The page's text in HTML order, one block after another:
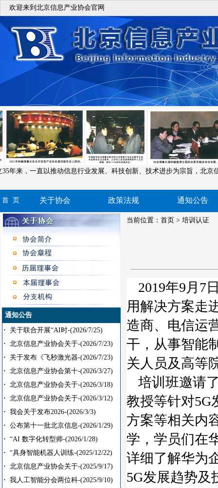
欢迎来到北京信息产业协会官网
来，一直以推动信息行业发展、科技创新、技术进步为宗旨，北京
首 页 关于协会 政策法规 通知公告
通知公告
· 关于联合开展“AI时-(2026/7/25)
· 北京信息产业协会关于-(2026/7/23)
·
关于发布《飞秒激光器-(2026/7/23)
· 北京信息产业协会第十-(2026/3/27)
· 北京信息产业协会关于-(2026/3/18)
· 北京信息产业协会关于-(2026/3/12)
· 我会关于发布2026-(2026/3/3)
· 公布第十一批北京信息-(2026/1/29)
· “AI 数字化转型师-(2026/1/28)
· “具身智能机器人训练-(2025/12/22)
· 北京信息产业协会关于-(2025/9/17)
· 我人工智能分会两位科-(2025/9/10)
当前位置： 首页 > 培训认证
2019年9月7
用解决方案走
造商、电信运
干，从事智能
关人员及高等
培训班邀请
教授等针对5G
方案等相关内
学，学员们在
详细了解华为
5G发展趋势及